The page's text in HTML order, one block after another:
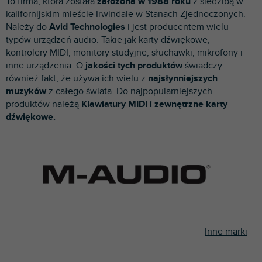
kalifornijskim mieście Irwindale w Stanach Zjednoczonych.
Należy do Avid Technologies i jest producentem wielu
typów urządzeń audio. Takie jak karty dźwiękowe,
kontrolery MIDI, monitory studyjne, słuchawki, mikrofony i
inne urządzenia. O jakości tych produktów świadczy
również fakt, że używa ich wielu z najsłynniejszych
muzyków z całego świata. Do najpopularniejszych
produktów należą Klawiatury MIDI i zewnętrzne karty
dźwiękowe.
Inne marki
p
r
o
d
u
k
t
ó
w